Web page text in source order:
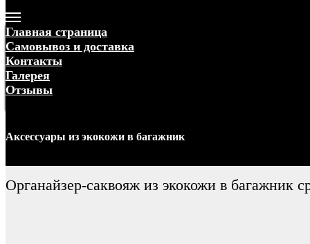
Главная страница
Самовывоз и доставка
Контакты
Галерея
Отзывы
Аксессуары из экокожи в багажник
Органайзер-саквояж из экокожи в багажник